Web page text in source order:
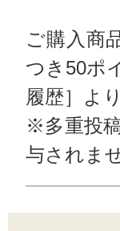
ご購入商
つき50ポ
履歴］よ
※多重投
与されま